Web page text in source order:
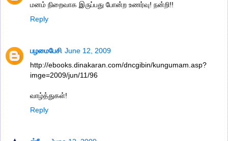
மனம் நிறைவாக இருப்பது போன்ற உணர்வு! நன்றி!!
Reply
பழமைபேசி June 12, 2009
http://ebooks.dinakaran.com/dncgibin/kungumam.asp?
imge=2009/jun/11/96
வாழ்த்துகள்!
Reply